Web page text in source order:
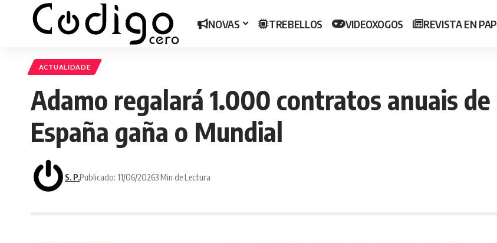
NOVAS TREBELLOS VIDEOXOGOS REVISTA EN
ACTUALIDADE
Adamo regalará 1.000 contratos anuais
España gaña o Mundial
S. P.Publicado: 11/06/20263 Min de Lectura